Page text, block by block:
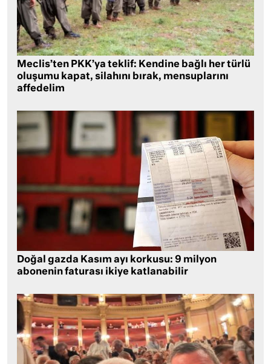
Meclis’ten PKK’ya teklif: Kendine bağlı her türlü
oluşumu kapat, silahını bırak, mensuplarını
affedelim
Doğal gazda Kasım ayı korkusu: 9 milyon
abonenin faturası ikiye katlanabilir